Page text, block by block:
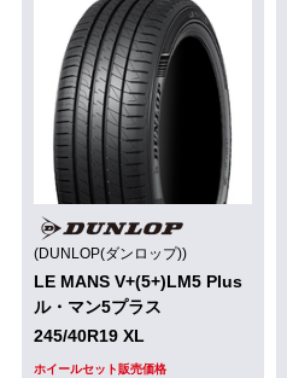
(DUNLOP(ダンロップ))
LE MANS V+(5+)LM5 Plus
ル・マン5プラス
245/40R19 XL
ホイールセット販売価格